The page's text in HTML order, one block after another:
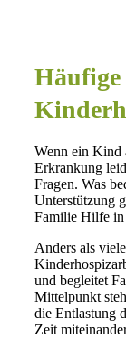
Wenn ein Kind
Erkrankung
Fragen. Was
Unterstützung
Familie Hilfe in
Anders als
und begleitet
Mittelpunkt
die Entlastung
Zeit